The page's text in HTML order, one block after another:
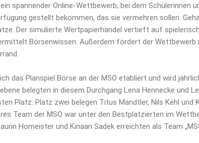
spannender Online-Wettbewerb, bei dem Schülerinnen
gestellt bekommen, das sie vermehren sollen.
Der simulierte Wertpapierhandel vertieft auf
Börsenwissen. Außerdem fördert der Wettbewerb
das Planspiel Börse an der MSO etabliert und wird
belegten in diesem Durchgang Lena Hennecke und
Platz. Platz zwei belegen Titus Mandtler, Nils Kehl und
Team der MSO war unter den Bestplatzierten im
Homeister und Kinaan Sadek erreichten als Team